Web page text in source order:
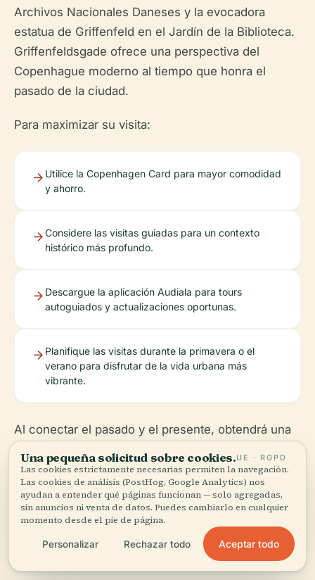
Archivos Nacionales Daneses y la evocadora
estatua de Griffenfeld en el Jardín de la Biblioteca.
Griffenfeldsgade ofrece una perspectiva del
Copenhague moderno al tiempo que honra el
pasado de la ciudad.
Para maximizar su visita:
Utilice la Copenhagen Card para mayor comodidad
y ahorro.
Considere las visitas guiadas para un contexto
histórico más profundo.
Descargue la aplicación Audiala para tours
autoguiados y actualizaciones oportunas.
Planifique las visitas durante la primavera o el
verano para disfrutar de la vida urbana más
vibrante.
Al conectar el pasado y el presente, obtendrá una
logros y las controversias de Griffenfeld, lo que
hará que su experiencia en Copenhague sea
enriquecedora y memorable (en.wikipedia.org;
danmarkshistorien.lex.dk
Visit Copenhagen).
Una pequeña solicitud sobre cookies.UE · RGPD
Las cookies estrictamente necesarias permiten la navegación.
Las cookies de análisis (PostHog, Google Analytics) nos
ayudan a entender qué páginas funcionan — solo agregadas,
sin anuncios ni venta de datos. Puedes cambiarlo en cualquier
momento desde el pie de página.
Personalizar Rechazar todo Aceptar todo